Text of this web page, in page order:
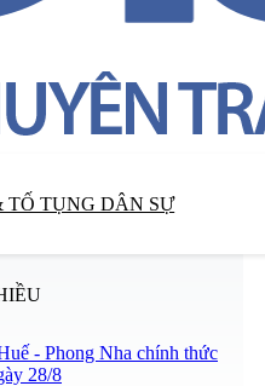
TỐ TỤNG DÂN SỰ
- Phong Nha chính thức
28/8